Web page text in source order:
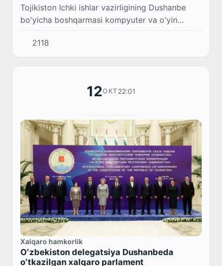
Tojikiston Ichki ishlar vazirligining Dushanbe
bo'yicha boshqarmasi kompyuter va o'yin
markazlari egalarini shaharda “axloqsiz va
zo'ravonlik”ni targ'ib qiluvchi o'yinlarni tarqati...
2118
12OKT 22:01
Xalqaro hamkorlik
Oʻzbekiston delegatsiya Dushanbeda
oʻtkazilgan xalqaro parlament